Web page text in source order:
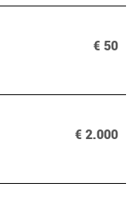
€ 50
€ 2.000